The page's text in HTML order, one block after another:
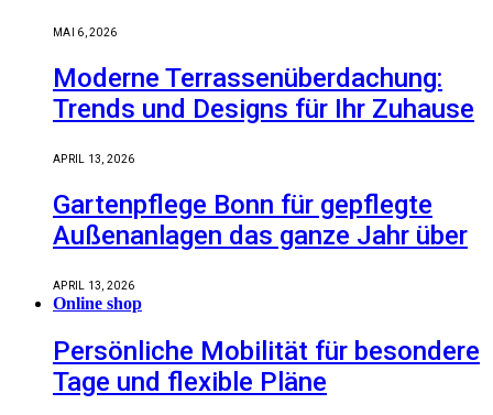
MAI 6, 2026
Moderne Terrassenüberdachung:
Trends und Designs für Ihr Zuhause
APRIL 13, 2026
Gartenpflege Bonn für gepflegte
Außenanlagen das ganze Jahr über
APRIL 13, 2026
Online shop
Persönliche Mobilität für besondere
Tage und flexible Pläne